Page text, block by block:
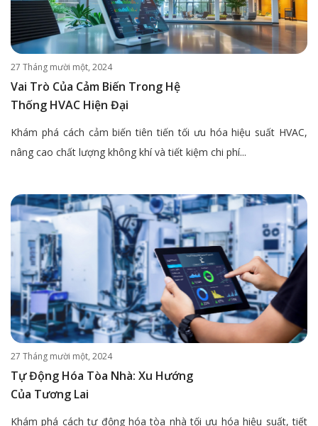
27 Tháng mười một, 2024
Vai Trò Của Cảm Biến Trong Hệ
Thống HVAC Hiện Đại
Khám phá cách cảm biến tiên tiến tối ưu hóa hiệu suất HVAC,
nâng cao chất lượng không khí và tiết kiệm chi phí...
27 Tháng mười một, 2024
Tự Động Hóa Tòa Nhà: Xu Hướng
Của Tương Lai
Khám phá cách tự động hóa tòa nhà tối ưu hóa hiệu suất, tiết